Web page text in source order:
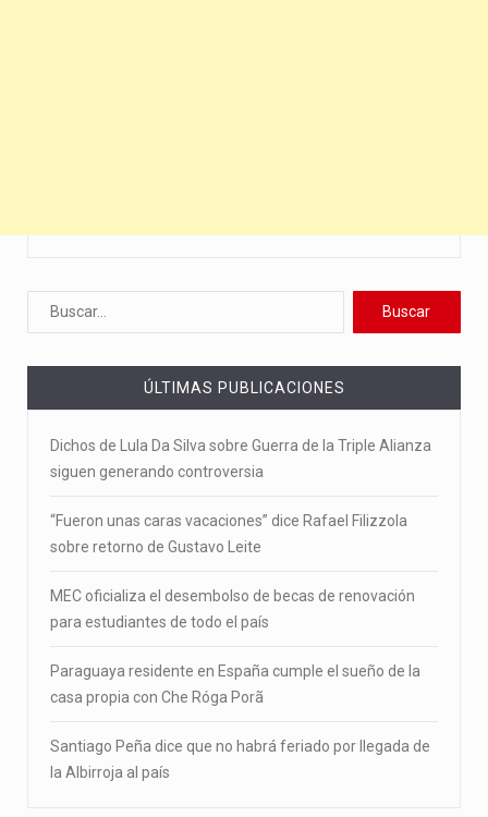
ÚLTIMAS PUBLICACIONES
Dichos de Lula Da Silva sobre Guerra de la Triple Alianza
siguen generando controversia
“Fueron unas caras vacaciones” dice Rafael Filizzola
sobre retorno de Gustavo Leite
MEC oficializa el desembolso de becas de renovación
para estudiantes de todo el país
Paraguaya residente en España cumple el sueño de la
casa propia con Che Róga Porã
Santiago Peña dice que no habrá feriado por llegada de
la Albirroja al país